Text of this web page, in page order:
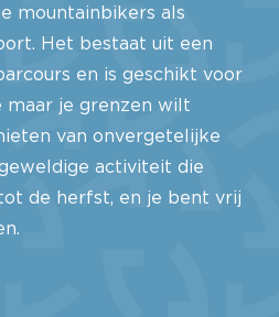
mountainbikers als
Het bestaat uit een
en is geschikt voor
maar je grenzen wilt
van onvergetelijke
activiteit die
de herfst, en je bent vrij